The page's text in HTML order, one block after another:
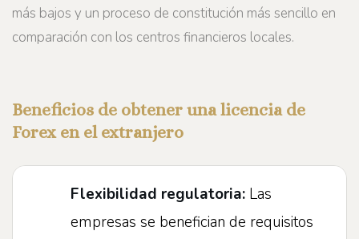
más bajos y un proceso de constitución más sencillo en
comparación con los centros financieros locales.
Beneficios de obtener una licencia de
Forex en el extranjero
Flexibilidad regulatoria: Las
empresas se benefician de requisitos